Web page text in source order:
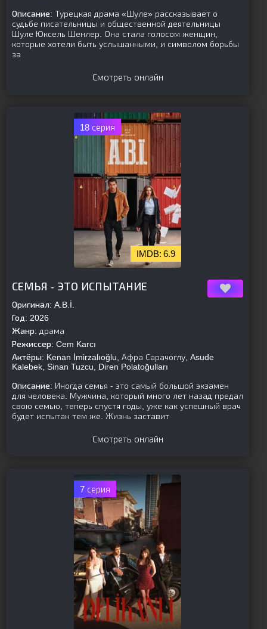
Описание: Турецкая драма «Шуле» рассказывает о
судьбе писательницы и общественной деятельницы
Шуле Юксель Шенлер. Она стала голосом женщин,
которые хотели быть услышанными, и символом борьбы
за
Смотреть онлайн
18 серия
6.9
СЕМЬЯ - ЭТО ИСПЫТАНИЕ
Оригинал: A.B.İ.
Год: 2026
Жанр: драма
Режиссер: Cem Karcı
Актёры: Kenan İmirzalıoğlu, Афра Сарачоглу, Asude
Kalebek, Sinan Tuzcu, Diren Polatoğulları
Описание: Иногда семья - это самый большой экзамен
для человека. Мужчина, который много лет назад предал
свою семью, теперь спустя годы, уже как успешный врач
будет испытан тем же. Жизнь заставит
Смотреть онлайн
7 серия